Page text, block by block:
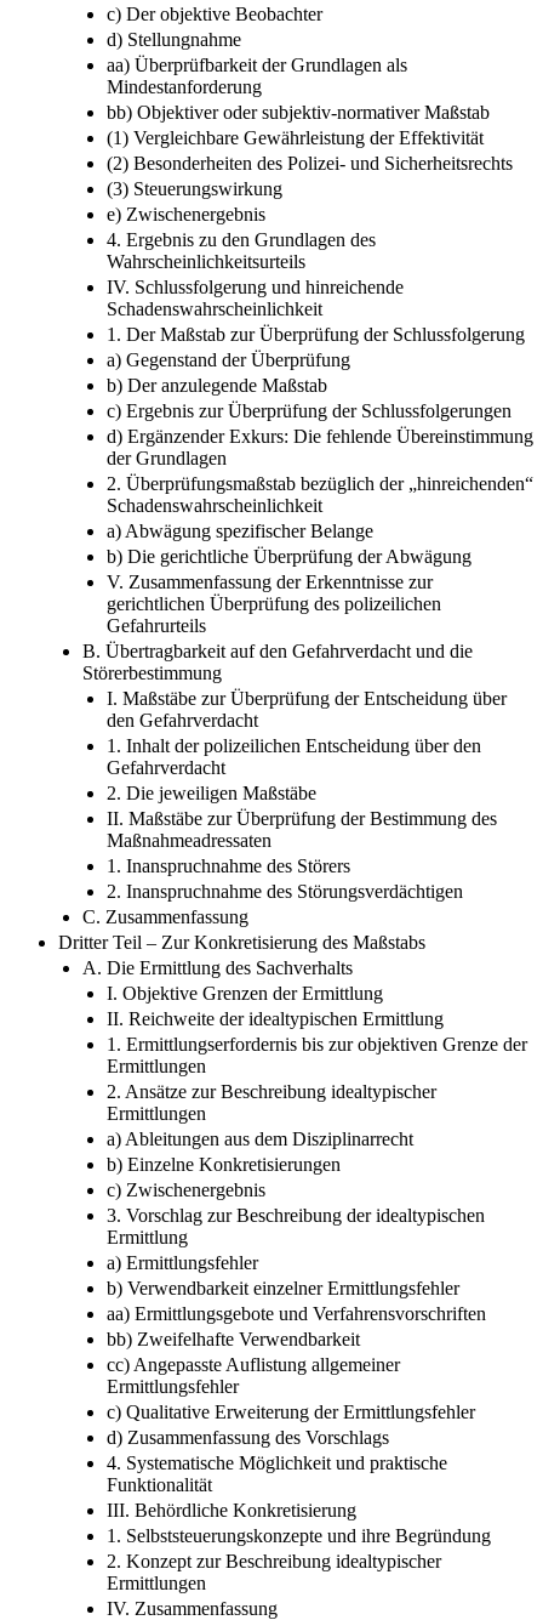
c) Der objektive Beobachter
d) Stellungnahme
aa) Überprüfbarkeit der Grundlagen als
Mindestanforderung
bb) Objektiver oder subjektiv-normativer Maßstab
(1) Vergleichbare Gewährleistung der Effektivität
(2) Besonderheiten des Polizei- und Sicherheitsrechts
(3) Steuerungswirkung
e) Zwischenergebnis
4. Ergebnis zu den Grundlagen des
Wahrscheinlichkeitsurteils
IV. Schlussfolgerung und hinreichende
Schadenswahrscheinlichkeit
1. Der Maßstab zur Überprüfung der Schlussfolgerung
a) Gegenstand der Überprüfung
b) Der anzulegende Maßstab
c) Ergebnis zur Überprüfung der Schlussfolgerungen
d) Ergänzender Exkurs: Die fehlende Übereinstimmung
der Grundlagen
2. Überprüfungsmaßstab bezüglich der „hinreichenden“
Schadenswahrscheinlichkeit
a) Abwägung spezifischer Belange
b) Die gerichtliche Überprüfung der Abwägung
V. Zusammenfassung der Erkenntnisse zur
gerichtlichen Überprüfung des polizeilichen
Gefahrurteils
B. Übertragbarkeit auf den Gefahrverdacht und die
Störerbestimmung
I. Maßstäbe zur Überprüfung der Entscheidung über
den Gefahrverdacht
1. Inhalt der polizeilichen Entscheidung über den
Gefahrverdacht
2. Die jeweiligen Maßstäbe
II. Maßstäbe zur Überprüfung der Bestimmung des
Maßnahmeadressaten
1. Inanspruchnahme des Störers
2. Inanspruchnahme des Störungsverdächtigen
C. Zusammenfassung
Dritter Teil – Zur Konkretisierung des Maßstabs
A. Die Ermittlung des Sachverhalts
I. Objektive Grenzen der Ermittlung
II. Reichweite der idealtypischen Ermittlung
1. Ermittlungserfordernis bis zur objektiven Grenze der
Ermittlungen
2. Ansätze zur Beschreibung idealtypischer
Ermittlungen
a) Ableitungen aus dem Disziplinarrecht
b) Einzelne Konkretisierungen
c) Zwischenergebnis
3. Vorschlag zur Beschreibung der idealtypischen
Ermittlung
a) Ermittlungsfehler
b) Verwendbarkeit einzelner Ermittlungsfehler
aa) Ermittlungsgebote und Verfahrensvorschriften
bb) Zweifelhafte Verwendbarkeit
cc) Angepasste Auflistung allgemeiner
Ermittlungsfehler
c) Qualitative Erweiterung der Ermittlungsfehler
d) Zusammenfassung des Vorschlags
4. Systematische Möglichkeit und praktische
Funktionalität
III. Behördliche Konkretisierung
1. Selbststeuerungskonzepte und ihre Begründung
2. Konzept zur Beschreibung idealtypischer
Ermittlungen
IV. Zusammenfassung